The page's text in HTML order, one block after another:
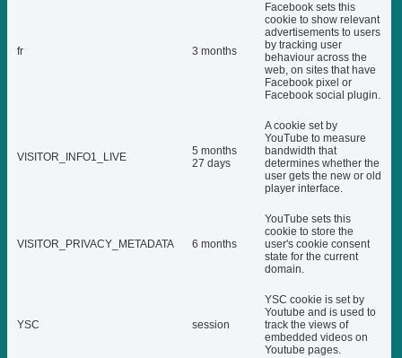
fr 3 months
Facebook sets this
cookie to show relevant
advertisements to users
by tracking user
behaviour across the
web, on sites that have
Facebook pixel or
Facebook social plugin.
VISITOR_INFO1_LIVE
5 months
27 days
A cookie set by
YouTube to measure
bandwidth that
determines whether the
user gets the new or old
player interface.
VISITOR_PRIVACY_METADATA 6 months
YouTube sets this
cookie to store the
user's cookie consent
state for the current
domain.
YSC session
YSC cookie is set by
Youtube and is used to
track the views of
embedded videos on
Youtube pages.